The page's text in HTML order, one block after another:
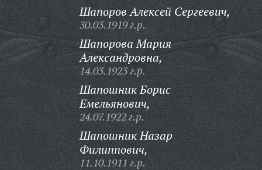
Шапоров Алексей Сергеевич,
30.03.1919 г.р.
Шапорова Мария
Александровна,
14.03.1923 г.р.
Шапошник Борис
Емельянович,
24.07.1922 г.р.
Шапошник Назар
Филиппович,
11.10.1911 г.р.